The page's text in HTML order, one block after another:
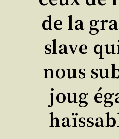
de la
slave
nous
joug